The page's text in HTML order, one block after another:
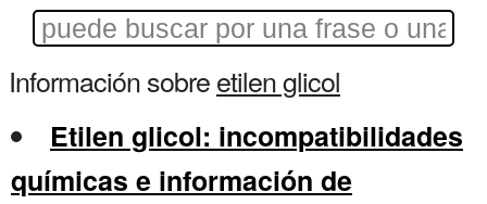
Información sobreetilen glicol
Etilen glicol: incompatibilidades
químicas e información de